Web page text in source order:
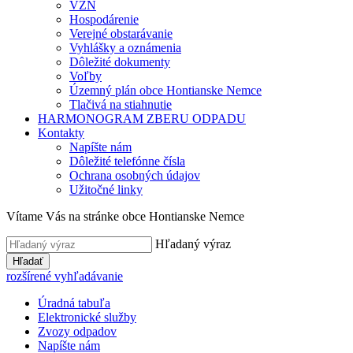
VZN
Hospodárenie
Verejné obstarávanie
Vyhlášky a oznámenia
Dôležité dokumenty
Voľby
Územný plán obce Hontianske Nemce
Tlačivá na stiahnutie
HARMONOGRAM ZBERU ODPADU
Kontakty
Napíšte nám
Dôležité telefónne čísla
Ochrana osobných údajov
Užitočné linky
Vítame Vás na stránke obce Hontianske Nemce
Hľadaný výraz
Hľadať
rozšírené vyhľadávanie
Úradná tabuľa
Elektronické služby
Zvozy odpadov
Napíšte nám